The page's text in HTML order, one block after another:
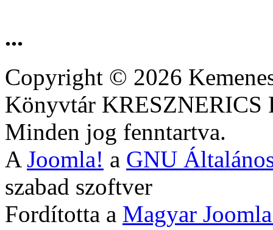
...
Copyright © 2026
Könyvtár
Minden jog fenntartva.
A Joomla! a GNU
szabad szoftver
Fordította a Magyar